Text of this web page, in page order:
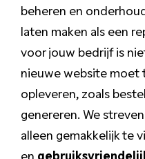
beheren en
laten maken als een
voor jouw bedrijf is
nieuwe website moet
opleveren, zoals
genereren. We
alleen gemakkelijk te
en